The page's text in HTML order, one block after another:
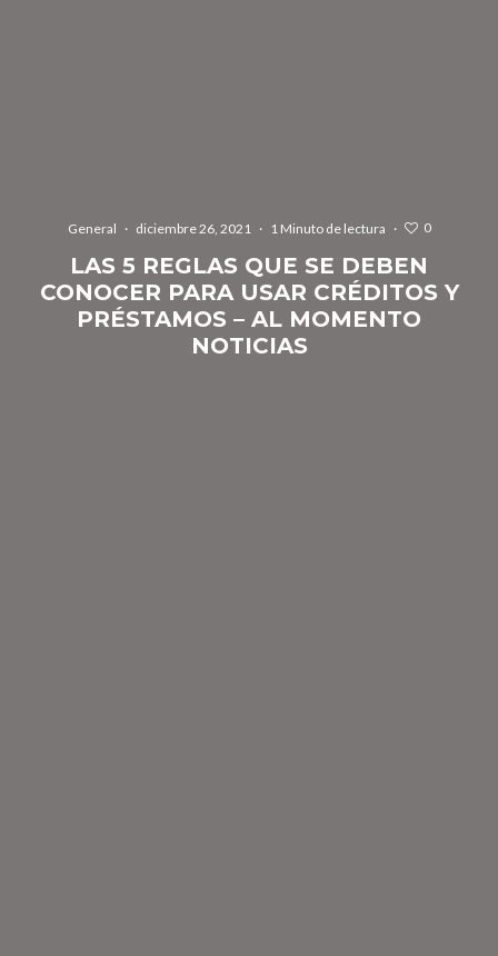
General · diciembre 26, 2021 · 1 Minuto de lectura · 0
LAS 5 REGLAS QUE SE DEBEN
CONOCER PARA USAR CRÉDITOS Y
PRÉSTAMOS – AL MOMENTO
NOTICIAS